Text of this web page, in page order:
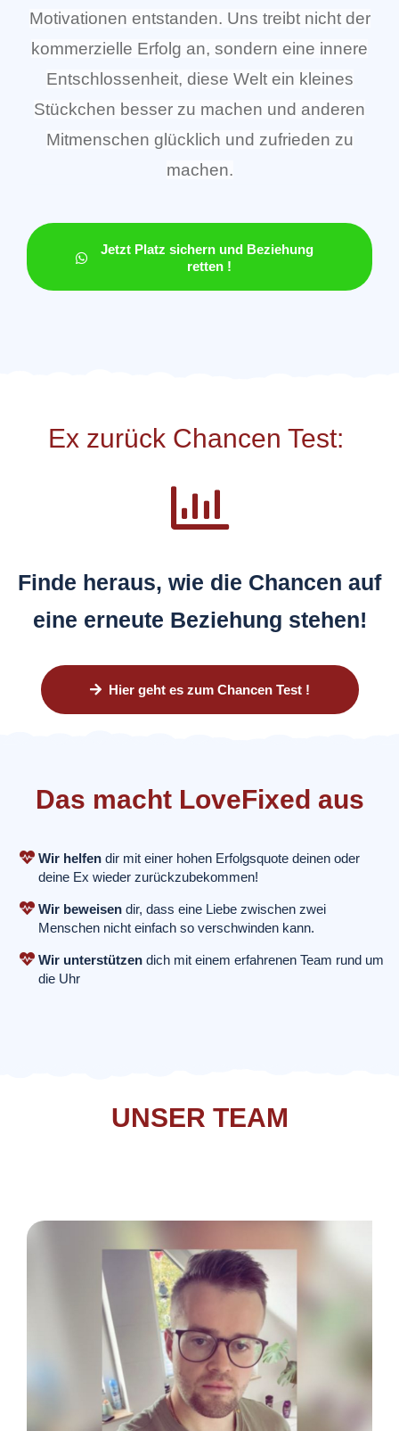
Motivationen entstanden. Uns treibt nicht der
kommerzielle Erfolg an, sondern eine innere
Entschlossenheit, diese Welt ein kleines
Stückchen besser zu machen und anderen
Mitmenschen glücklich und zufrieden zu
machen.
Jetzt Platz sichern und Beziehung
retten !
Ex zurück Chancen Test:
Finde heraus, wie die Chancen auf
eine erneute Beziehung stehen!
Hier geht es zum Chancen Test !
Das macht LoveFixed aus
Wir helfen dir mit einer hohen Erfolgsquote deinen oder
deine Ex wieder zurückzubekommen!
Wir beweisen dir, dass eine Liebe zwischen zwei
Menschen nicht einfach so verschwinden kann.
Wir unterstützen dich mit einem erfahrenen Team rund um
die Uhr
UNSER TEAM